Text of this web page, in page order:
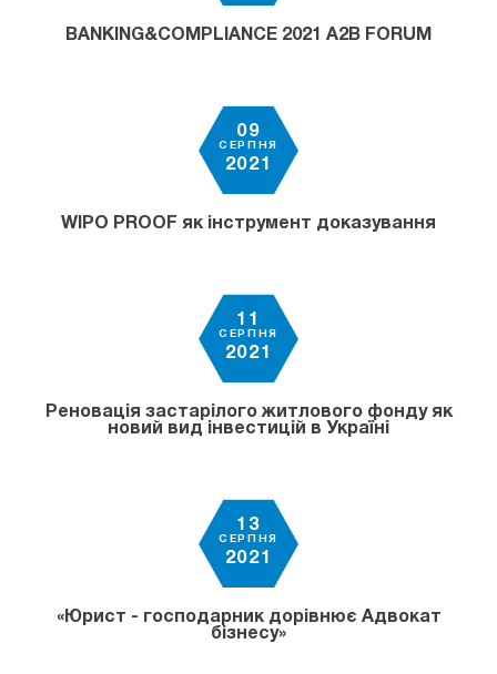
BANKING&COMPLIANCE 2021 A2B FORUM
09
СЕРПНЯ
2021
WIPO PROOF як інструмент доказування
11
СЕРПНЯ
2021
Реновація застарілого житлового фонду як
новий вид інвестицій в Україні
13
СЕРПНЯ
2021
«Юрист - господарник дорівнює Адвокат
бізнесу»